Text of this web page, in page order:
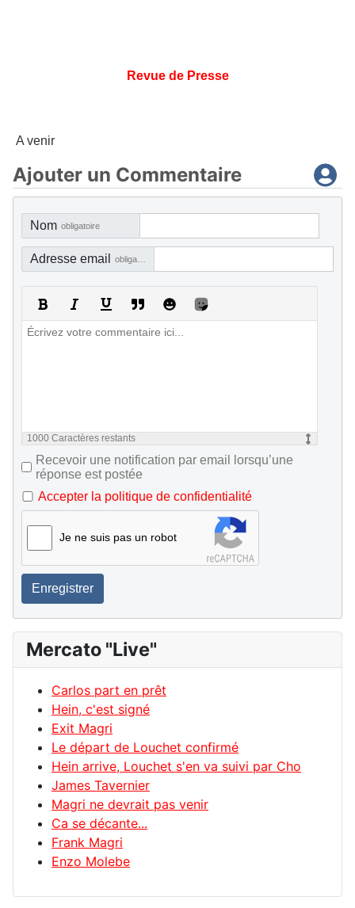
Revue de Presse
A venir
Ajouter un Commentaire
Nom obligatoire
Adresse email
1000 Caractères restants
Recevoir une notification par email lorsqu’une
réponse est postée
Accepter la politique de confidentialité
Je ne suis pas un robot
Enregistrer
Mercato "Live"
Carlos part en prêt
Hein, c'est signé
Exit Magri
Le départ de Louchet confirmé
Hein arrive, Louchet s'en va suivi par Cho
James Tavernier
Magri ne devrait pas venir
Ca se décante...
Frank Magri
Enzo Molebe